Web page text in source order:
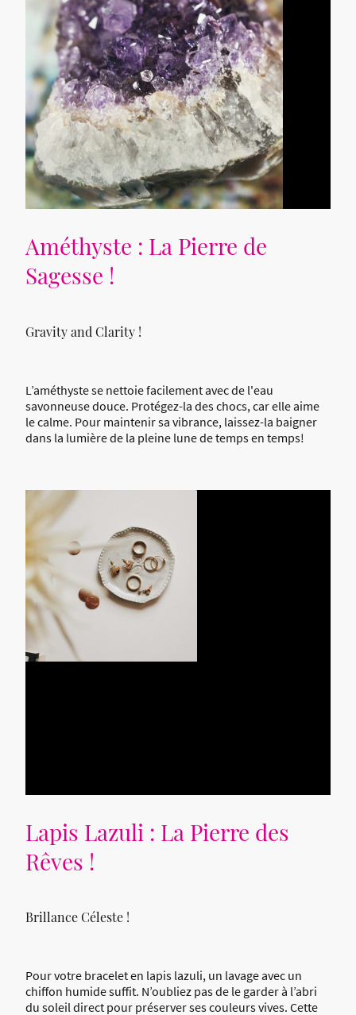
Améthyste : La Pierre de
Sagesse !
Gravity and Clarity !
L’améthyste se nettoie facilement avec de l'eau
savonneuse douce. Protégez-la des chocs, car elle aime
le calme. Pour maintenir sa vibrance, laissez-la baigner
dans la lumière de la pleine lune de temps en temps!
Lapis Lazuli : La Pierre des
Rêves !
Brillance Céleste !
Pour votre bracelet en lapis lazuli, un lavage avec un
chiffon humide suffit. N’oubliez pas de le garder à l’abri
du soleil direct pour préserver ses couleurs vives. Cette